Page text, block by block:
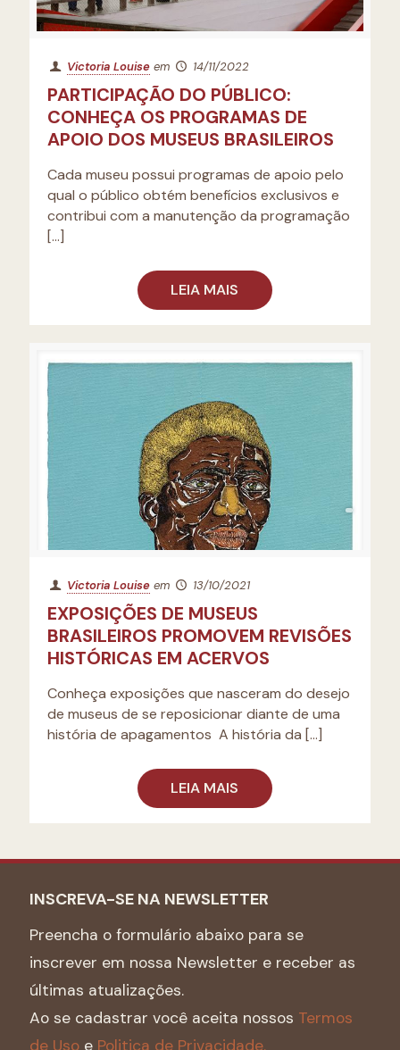
Victoria Louise em 14/11/2022
PARTICIPAÇÃO DO PÚBLICO:
CONHEÇA OS PROGRAMAS DE
APOIO DOS MUSEUS BRASILEIROS
Cada museu possui programas de apoio pelo
qual o público obtém benefícios exclusivos e
contribui com a manutenção da programação
[…]
LEIA MAIS
Victoria Louise em 13/10/2021
EXPOSIÇÕES DE MUSEUS
BRASILEIROS PROMOVEM REVISÕES
HISTÓRICAS EM ACERVOS
Conheça exposições que nasceram do desejo
de museus de se reposicionar diante de uma
história de apagamentos A história da […]
LEIA MAIS
INSCREVA-SE NA NEWSLETTER
Preencha o formulário abaixo para se
inscrever em nossa Newsletter e receber as
últimas atualizações.
Ao se cadastrar você aceita nossos Termos
de Uso e Politica de Privacidade.